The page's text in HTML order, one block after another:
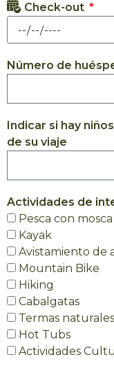
Check-out
Número de
Indicar si hay
de su viaje
Actividades de
Pesca con mosca
Kayak
Avistamiento de
Mountain Bike
Hiking
Cabalgatas
Termas naturales
Hot Tubs
Actividades